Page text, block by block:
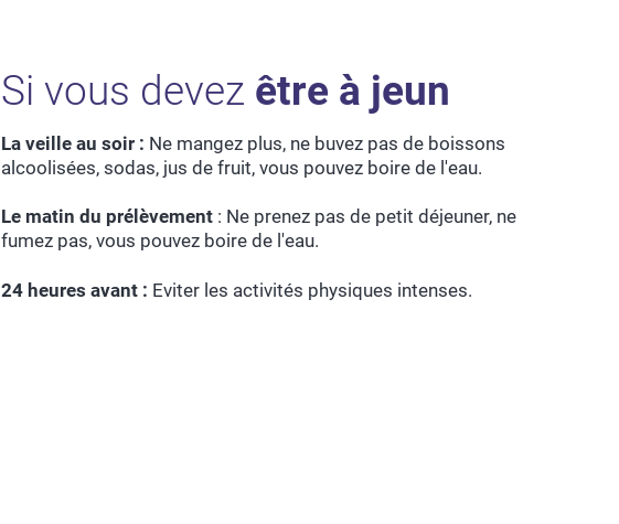
Si vous devez être à jeun
La veille au soir : Ne mangez plus, ne buvez pas de boissons
alcoolisées, sodas, jus de fruit, vous pouvez boire de l'eau.
Le matin du prélèvement : Ne prenez pas de petit déjeuner, ne
fumez pas, vous pouvez boire de l'eau.
24 heures avant : Eviter les activités physiques intenses.